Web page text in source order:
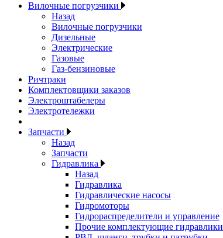
Вилочные погрузчики
Назад
Вилочные погрузчики
Дизельные
Электрические
Газовые
Газ-бензиновые
Ричтраки
Комплектовщики заказов
Электроштабелеры
Электротележки
Запчасти
Назад
Запчасти
Гидравлика
Назад
Гидравлика
Гидравлические насосы
Гидромоторы
Гидрораспределители и управление
Прочие комплектующие гидравлики